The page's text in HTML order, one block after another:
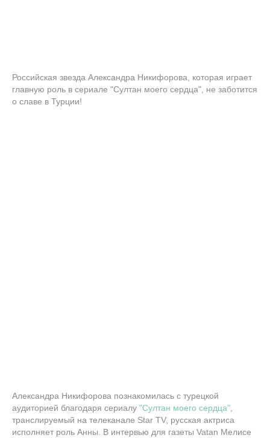
Российская звезда Александра Никифорова, которая играет
главную роль в сериале "Султан моего сердца", не заботится
о славе в Турции!
Александра Никифорова познакомилась с турецкой
аудиторией благодаря сериалу "Султан моего сердца",
транслируемый на телеканале Star TV, русская актриса
исполняет роль Анны. В интервью для газеты Vatan Мелисе